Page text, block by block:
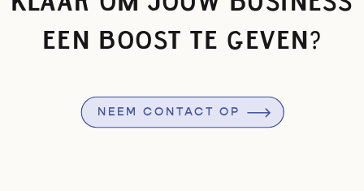
EEN BOOST TE GEVEN?
NEEM CONTACT OP